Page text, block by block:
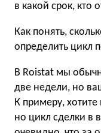
в какой срок, кто
Как понять,
определить цикл
В Roistat мы
две недели, но
К примеру,
но цикл сделки в